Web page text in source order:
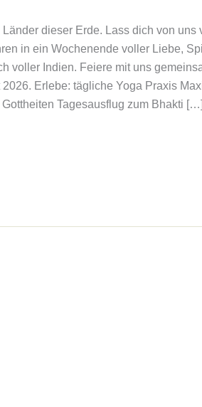
dieser Erde. Lass dich von uns
in ein Wochenende voller Liebe,
voller Indien. Feiere mit uns
Erlebe: tägliche Yoga Praxis
Tagesausflug zum Bhakti […]